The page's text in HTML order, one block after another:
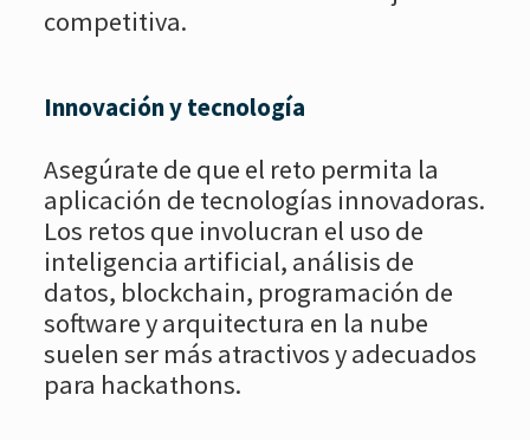
competitiva.
Innovación y tecnología
Asegúrate de que el reto permita la
aplicación de tecnologías innovadoras.
Los retos que involucran el uso de
inteligencia artificial, análisis de
datos, blockchain, programación de
software y arquitectura en la nube
suelen ser más atractivos y adecuados
para hackathons.